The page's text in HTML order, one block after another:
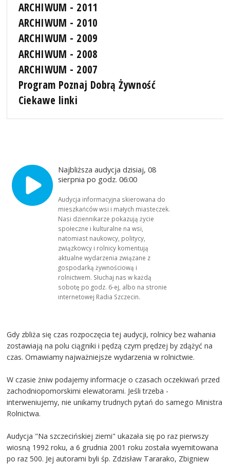
ARCHIWUM - 2011
ARCHIWUM - 2010
ARCHIWUM - 2009
ARCHIWUM - 2008
ARCHIWUM - 2007
Program Poznaj Dobrą Żywność
Ciekawe linki
Najbliższa audycja dzisiaj, 08
sierpnia po godz. 06:00
Audycja informacyjna skierowana do
mieszkańców wsi i małych miasteczek.
Nasi dziennikarze pokazują życie
społeczne i kulturalne na wsi,
natomiast naukowcy, politycy,
związkowcy i rolnicy komentują
aktualne wydarzenia związane z
gospodarką żywnościową i
rolnictwem. Słuchaj nas w każdą
sobotę po godz. 6-ej, albo na stronie
internetowej Radia Szczecin.
Gdy zbliża się czas rozpoczęcia tej audycji, rolnicy bez wahania
zostawiają na polu ciągniki i pędzą czym prędzej by zdążyć na
czas. Omawiamy najważniejsze wydarzenia w rolnictwie.
W czasie żniw podajemy informacje o czasach oczekiwań przed
zachodniopomorskimi elewatorami. Jeśli trzeba -
interweniujemy, nie unikamy trudnych pytań do samego Ministra
Rolnictwa.
Audycja "Na szczecińskiej ziemi" ukazała się po raz pierwszy
wiosną 1992 roku, a 6 grudnia 2001 roku została wyemitowana
po raz 500. Jej autorami byli śp. Zdzisław Tararako, Zbigniew